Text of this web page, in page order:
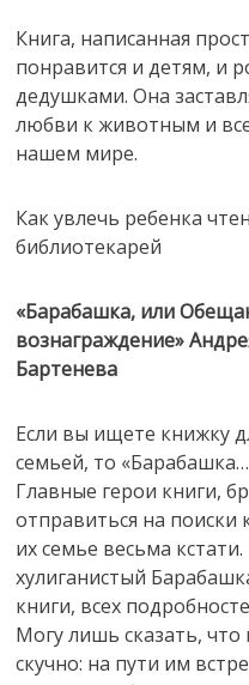
Книга, написанная
понравится и детям, и
дедушками. Она
любви к животным и
нашем мире.
Как увлечь ребенка
библиотекарей
«Барабашка, или
вознаграждение»
Бартенева
Если вы ищете книжку
семьей, то
Главные герои книги,
отправиться на
их семье весьма
хулиганистый
книги, всех
Могу лишь сказать, что
скучно: на пути им